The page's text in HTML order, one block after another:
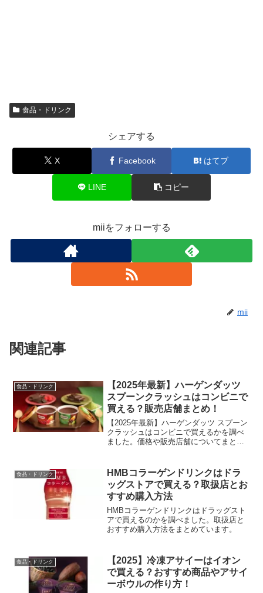
食品・ドリンク
シェアする
X Facebook はてブ
LINE コピー
miiをフォローする
mii
関連記事
食品・ドリンク
【2025年最新】ハーゲンダッツ
スプーンクラッシュはコンビニで
買える？販売店舗まとめ！
【2025年最新】ハーゲンダッツ スプーン
クラッシュはコンビニで買えるかを調べ
ました。価格や販売店舗についてまとめ
食品・ドリンク
HMBコラーゲンドリンクはドラ
ッグストアで買える？取扱店とお
すすめ購入方法
HMBコラーゲンドリンクはドラッグスト
アで買えるのかを調べました。取扱店と
おすすめ購入方法をまとめています。
食品・ドリンク
【2025】冷凍アサイーはイオン
で買える？おすすめ商品やアサイ
ーボウルの作り方！